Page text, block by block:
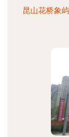
昆山花桥象